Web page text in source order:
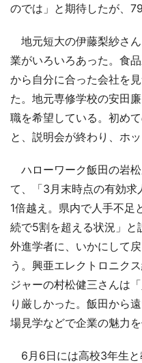
のでは」と期待したが、
地元短大の伊藤梨紗さ
業がいろいろあった。食
から自分に合った会社を
た。地元専修学校の安田
職を希望している。初め
と、説明会が終わり、ホ
ハローワーク飯田の岩
て、「3月末時点の有効
1倍越え。県内で人手不足
続で5割を超える状況」と
外進学者に、いかにして
う。興亜エレクトロニク
ジャーの村松健三さんは
り厳しかった。飯田から
場見学などで企業の魅力
6月6日には高校3年生と